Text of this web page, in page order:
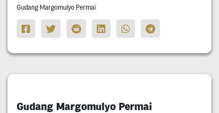
Gudang Margomulyo Permai
Gudang Margomulyo Permai